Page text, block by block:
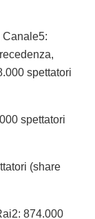
Canale5:
spettatori
spettatori
(share
874.000